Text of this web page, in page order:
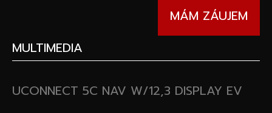
MÁM ZÁUJEM
MULTIMEDIA
UCONNECT 5C NAV W/12,3 DISPLAY EV